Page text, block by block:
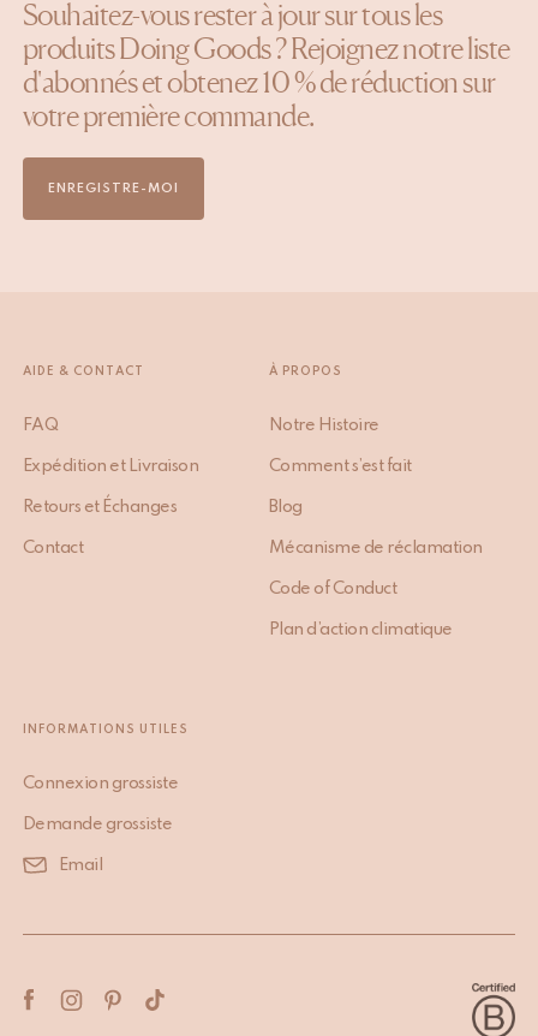
Souhaitez-vous rester à jour sur tous les
produits Doing Goods ? Rejoignez notre liste
d'abonnés et obtenez 10 % de réduction sur
votre première commande.
ENREGISTRE-MOI
AIDE & CONTACT
FAQ
Expédition et Livraison
Retours et Échanges
Contact
À PROPOS
Notre Histoire
Comment s’est fait
Blog
Mécanisme de réclamation
Code of Conduct
Plan d’action climatique
INFORMATIONS UTILES
Connexion grossiste
Demande grossiste
Email